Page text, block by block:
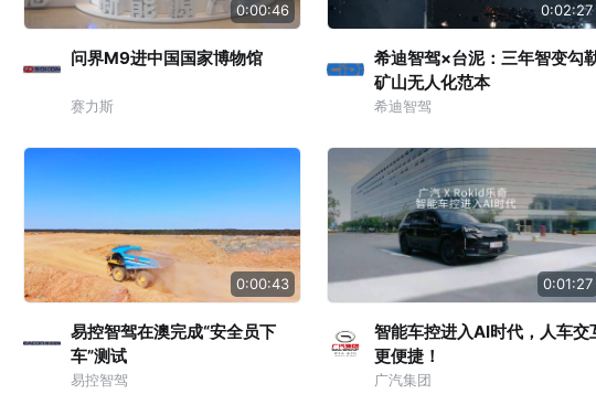
0:00:46
问界M9进中国国家博物馆
赛力斯
0:02:27
希迪智驾×台泥：三年智变勾
矿山无人化范本
希迪智驾
0:00:43
易控智驾在澳完成“安全员下
车”测试
易控智驾
0:01:27
智能车控进入AI时代，人车交
更便捷！
广汽集团